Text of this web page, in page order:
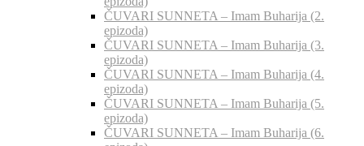
ČUVARI SUNNETA – Imam Buharija (2.
epizoda)
ČUVARI SUNNETA – Imam Buharija (3.
epizoda)
ČUVARI SUNNETA – Imam Buharija (4.
epizoda)
ČUVARI SUNNETA – Imam Buharija (5.
epizoda)
ČUVARI SUNNETA – Imam Buharija (6.